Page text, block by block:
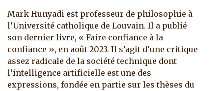
Mark Hunyadi est professeur de philosophie à
l’Université catholique de Louvain. Il a publié
son dernier livre, « Faire confiance à la
confiance », en août 2023. Il s’agit d’une critique
assez radicale de la société technique dont
l’intelligence artificielle est une des
expressions, fondée en partie sur les thèses du